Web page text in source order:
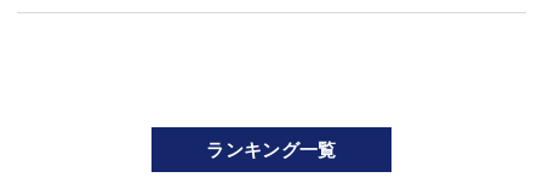
ランキング一覧